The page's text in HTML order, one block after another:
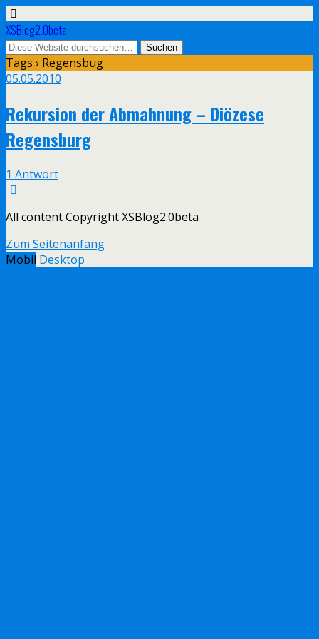
XSBlog2.0beta
Tags › Regensbug
05.05.2010
Rekursion der Abmahnung – Diözese
Regensburg
1 Antwort
All content Copyright XSBlog2.0beta
Zum Seitenanfang
Mobil Desktop